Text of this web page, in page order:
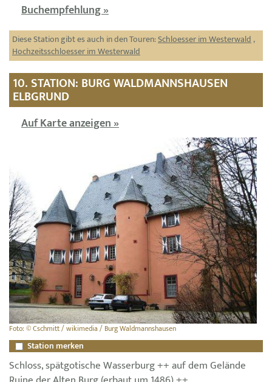
Buchempfehlung »
Diese Station gibt es auch in den Touren:Schloesser im Westerwald,
Hochzeitsschloesser im Westerwald
10. STATION: BURG WALDMANNSHAUSEN
ELBGRUND
Auf Karte anzeigen »
Foto: © Cschmitt / wikimedia / Burg Waldmannshausen
Station merken
Schloss, spätgotische Wasserburg ++ auf dem Gelände